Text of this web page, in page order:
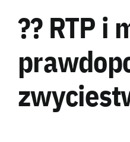
?? RTP i